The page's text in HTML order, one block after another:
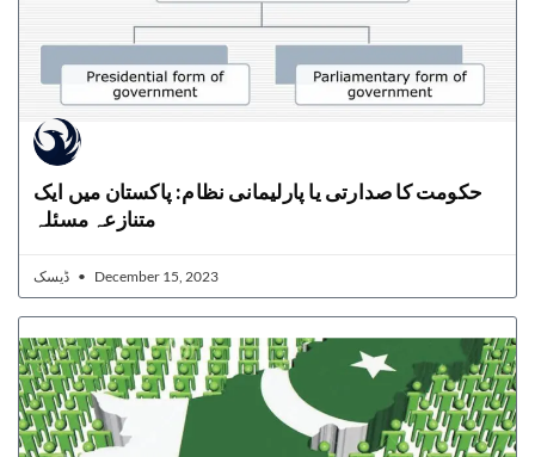
حکومت کا صدارتی یا پارلیمانی نظام: پاکستان میں ایک
متنازعہ مسئلہ
December 15, 2023